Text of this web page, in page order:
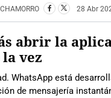
28 Abr
abrir la
vez
WhatsApp está
de mensajería